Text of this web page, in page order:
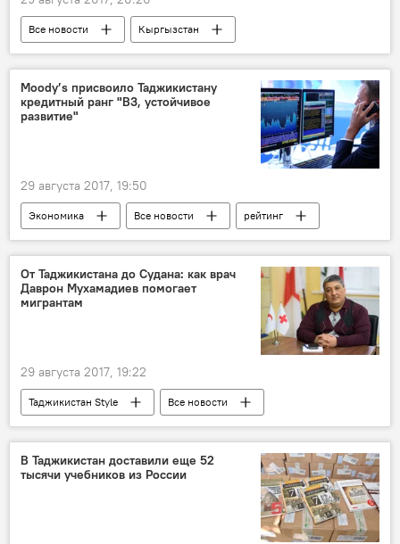
Все новости
Кыргызстан
Великая Отечественная война (1941-1945)
Центральная Азия
Moody’s присвоило Таджикистану
кредитный ранг "B3, устойчивое
развитие"
29 августа 2017, 19:50
Экономика Все новости
рейтинг
устойчивое развитие
Таджикистан
кредиты
От Таджикистана до Судана: как врач
Даврон Мухамадиев помогает
мигрантам
29 августа 2017, 19:22
Таджикистан Style
Все новости
Истории успешных таджиков
Таджикистан
Россия
В Таджикистан доставили еще 52
тысячи учебников из России